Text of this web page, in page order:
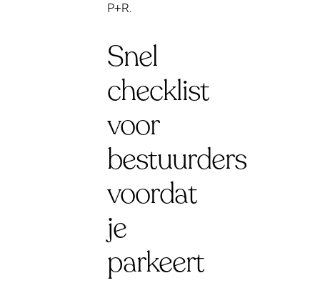
P+R.
Snel
checklist
voor
bestuurders
voordat
je
parkeert